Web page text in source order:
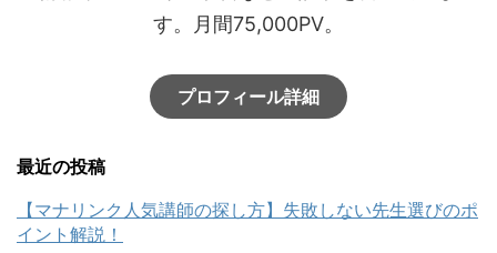
す。月間75,000PV。
プロフィール詳細
最近の投稿
【マナリンク人気講師の探し方】失敗しない先生選びのポ
イント解説！